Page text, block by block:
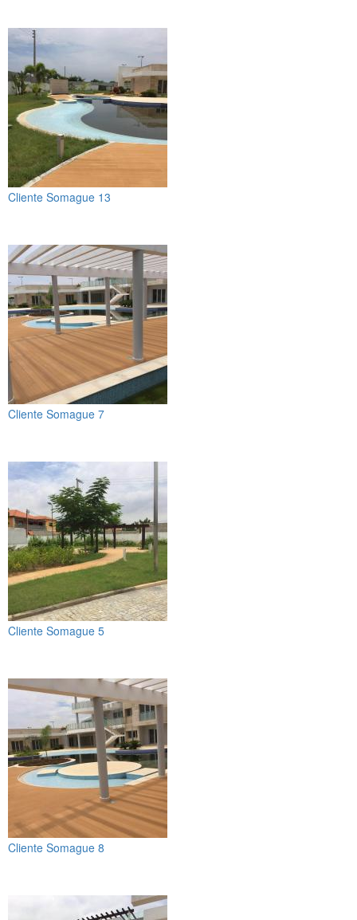
Cliente Somague 13
Cliente Somague 7
Cliente Somague 5
Cliente Somague 8